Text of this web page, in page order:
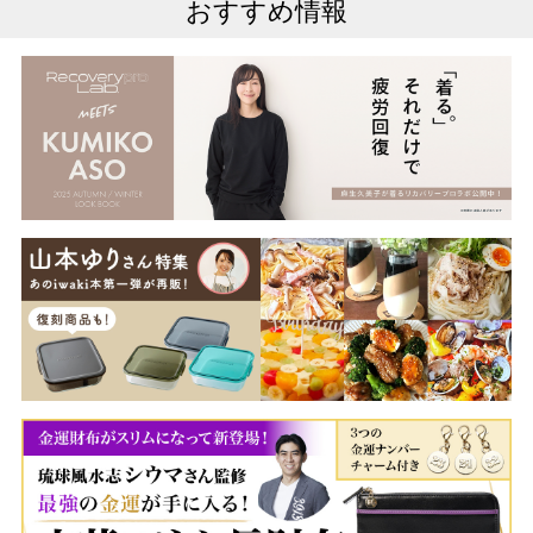
おすすめ情報